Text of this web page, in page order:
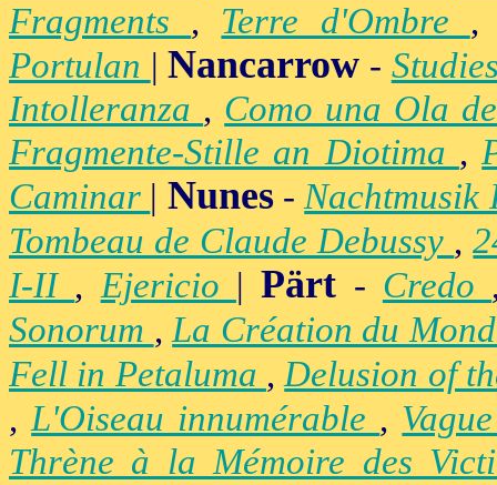
Fragments , Terre d'Ombre
Portulan |Nancarrow -
Intolleranza , Como una Ola
Fragmente-Stille an Diotima ,
Caminar | Nunes-
Tombeau de Claude Debussy ,
I-II ,Ejericio |Pärt - Credo
Sonorum ,La Création du
Fell in Petaluma ,Delusion of
,L'Oiseau innumérable ,
Thrène à la Mémoire des